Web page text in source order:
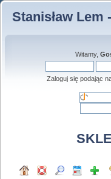
Stanisław Lem
Witamy,
Zaloguj się podając